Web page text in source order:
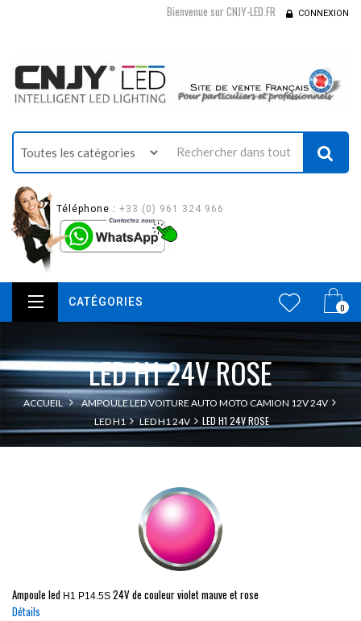
Bienvenue sur CNJY-LED.FR CONNEXION
Téléphone : +33 (0) 961 324 966
0
CATÉGORIES
LED H1 24V ROSE
ACCUEIL
AMPOULE LED VOITURE AUTO MOTO CAMION 12V 24V
LED H1
LED H1 24V LED H1 24V ROSE
Ampoule led H1 P14.5S 24V de couleur violet mauve et rose
Détails